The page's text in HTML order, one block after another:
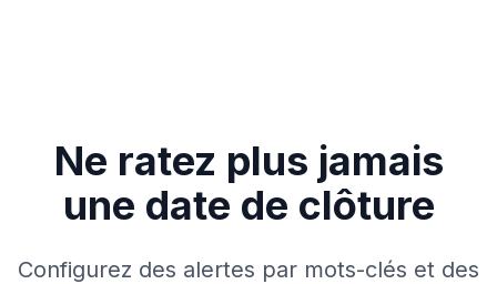
Ne ratez plus jamais
une date de clôture
Configurez des alertes par mots-clés et des